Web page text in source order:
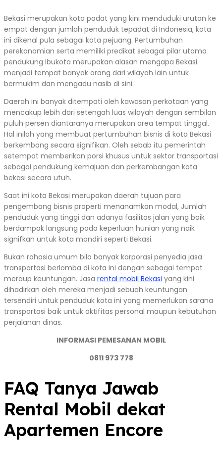
Bekasi merupakan kota padat yang kini menduduki urutan ke
empat dengan jumlah penduduk tepadat di Indonesia, kota
ini dikenal pula sebagai kota pejuang. Pertumbuhan
perekonomian serta memiliki predikat sebagai pilar utama
pendukung Ibukota merupakan alasan mengapa Bekasi
menjadi tempat banyak orang dari wilayah lain untuk
bermukim dan mengadu nasib di sini.
Daerah ini banyak ditempati oleh kawasan perkotaan yang
mencakup lebih dari setengah luas wilayah dengan sembilan
puluh persen diantaranya merupakan area tempat tinggal.
Hal inilah yang membuat pertumbuhan bisnis di kota Bekasi
berkembang secara signifikan. Oleh sebab itu pemerintah
setempat memberikan porsi khusus untuk sektor transportasi
sebagai pendukung kemajuan dan perkembangan kota
bekasi secara utuh.
Saat ini kota Bekasi merupakan daerah tujuan para
pengembang bisnis properti menanamkan modal, Jumlah
penduduk yang tinggi dan adanya fasilitas jalan yang baik
berdampak langsung pada keperluan hunian yang naik
signifkan untuk kota mandiri seperti Bekasi.
Bukan rahasia umum bila banyak korporasi penyedia jasa
transportasi berlomba di kota ini dengan sebagai tempat
meraup keuntungan. Jasa rental mobil Bekasi yang kini
dihadirkan oleh mereka menjadi sebuah keuntungan
tersendiri untuk penduduk kota ini yang memerlukan sarana
transportasi baik untuk aktifitas personal maupun kebutuhan
perjalanan dinas.
INFORMASI PEMESANAN MOBIL
0811 973 778
FAQ Tanya Jawab
Rental Mobil dekat
Apartemen Encore